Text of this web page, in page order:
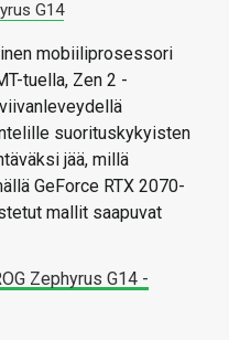
G14
mobiiliprosessori
tuella, Zen 2 -
suorituskykyisten
jää, millä
GeForce RTX 2070-
mallit saapuvat
Zephyrus G14 -